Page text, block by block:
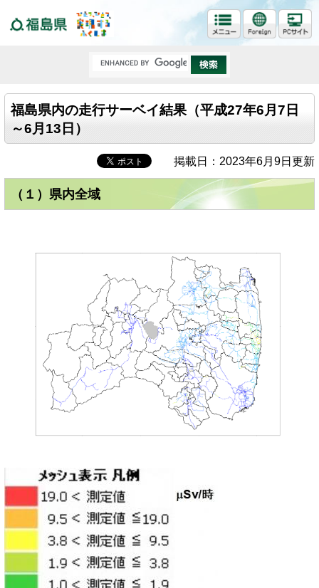
福島県内の走行サーベイ結果（平成27年6月7日
～6月13日）
掲載日：2023年6月9日更新
（１）県内全域